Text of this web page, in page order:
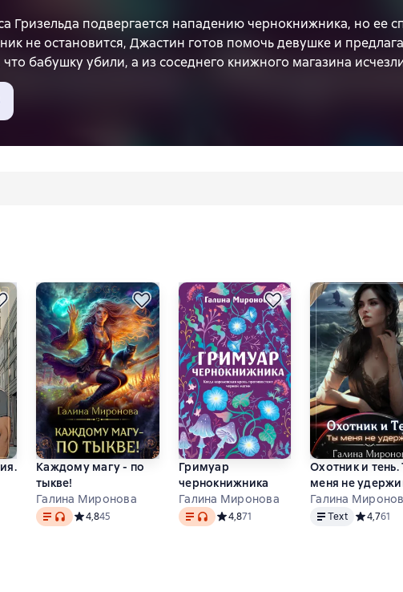
Гризельда подвергается нападению чернокнижника, но ее
не остановится, Джастин готов помочь девушке и
что бабушку убили, а из соседнего книжного магазина
несчастная старушка? Куда пропали гримуары?
запрещено, поэтому Джастин и Гризельда открывают
меня своей искренностью, находчивостью и отвагой!
5 на основе 58 оценок
Каждому магу - по
тыкве!
Галина Миронова
Text, audio format available
Средний рейтинг 4,8 на основе 45 оценок
4,845
Гримуар
чернокнижника
Галина Миронова
Text, audio format available
Средний рейтинг 4,8 на основе 71
4,871
Охотник и тень.
меня не
Галина
TextText Средний
4,761